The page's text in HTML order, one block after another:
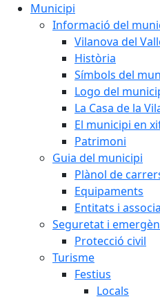
Municipi
Informació del
Vilanova del
Història
Símbols del
Logo del
La Casa de la
El municipi en
Patrimoni
Guia del municipi
Plànol de
Equipaments
Entitats i
Seguretat i
Protecció civil
Turisme
Festius
Locals